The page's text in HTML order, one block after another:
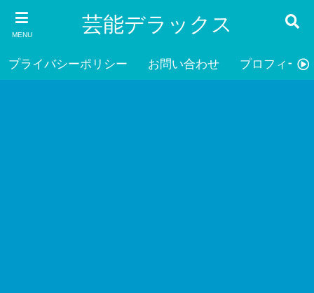
MENU 芸能デラックス
プライバシーポリシー お問い合わせ プロフィール